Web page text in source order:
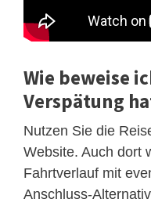
Wie beweise
Verspätung
Nutzen Sie die
Website. Auch dort
Fahrtverlauf mit
Anschluss-